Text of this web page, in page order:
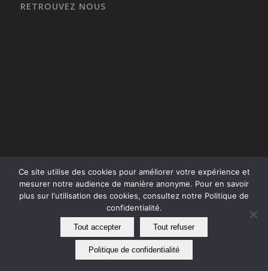
RETROUVEZ NOUS
Premium Fermetures 2026 - tous droits réservés |Mentions légales
Politique de confidentialité
CGV Enfold Theme by Kriesi
Ce site utilise des cookies pour améliorer votre expérience et
mesurer notre audience de manière anonyme. Pour en savoir
plus sur l'utilisation des cookies, consultez notre Politique de
confidentialité.
Tout accepter Tout refuser
Politique de confidentialité